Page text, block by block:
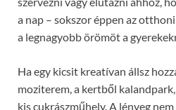
a nap – sokszor éppen az
a legnagyobb örömöt a
Ha egy kicsit kreatívan állsz
moziterem, a kertből
kis cukrászműhely. A lényeg